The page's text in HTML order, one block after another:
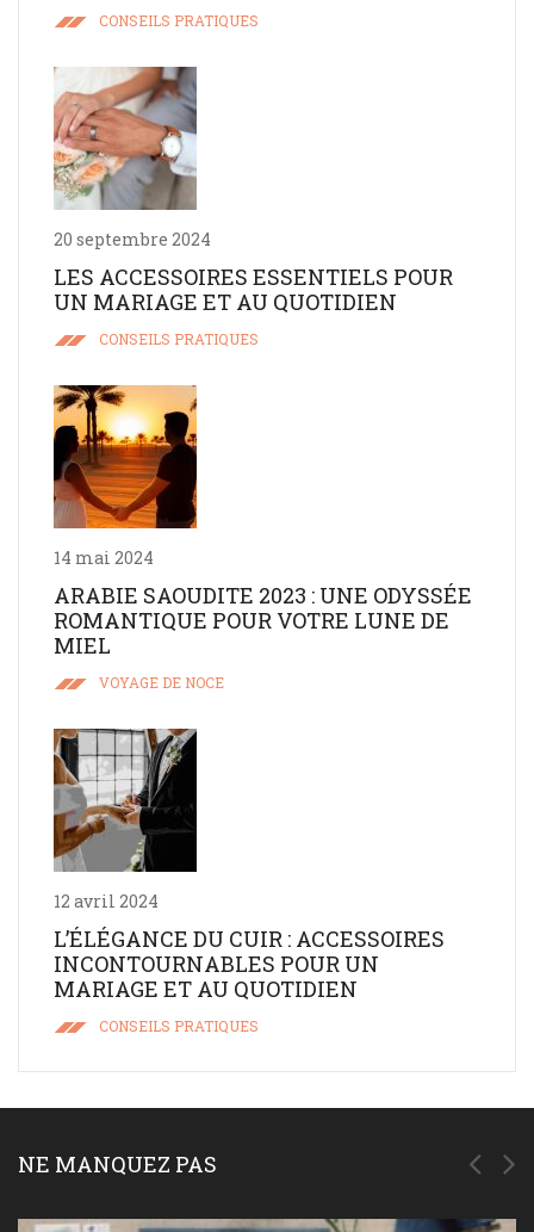
CONSEILS PRATIQUES
20 septembre 2024
LES ACCESSOIRES ESSENTIELS POUR
UN MARIAGE ET AU QUOTIDIEN
CONSEILS PRATIQUES
14 mai 2024
ARABIE SAOUDITE 2023 : UNE ODYSSÉE
ROMANTIQUE POUR VOTRE LUNE DE
MIEL
VOYAGE DE NOCE
12 avril 2024
L’ÉLÉGANCE DU CUIR : ACCESSOIRES
INCONTOURNABLES POUR UN
MARIAGE ET AU QUOTIDIEN
CONSEILS PRATIQUES
NE MANQUEZ PAS